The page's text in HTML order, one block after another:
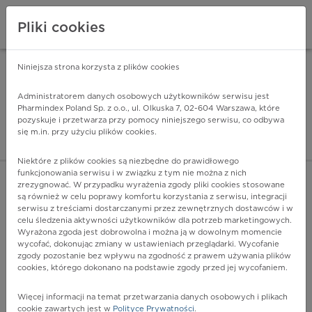
Pharmindex - lider
ZALOGUJ SIĘ
Z20.2 - Styczność i narażenie na zakażenia przenoszone
głównie drogą płciową
Więcej na lekiicd10.pl
Pliki cookies
Niniejsza strona korzysta z plików cookies
Administratorem danych osobowych użytkowników serwisu jest
Pharmindex Poland Sp. z o.o., ul. Olkuska 7, 02-604 Warszawa, które
pozyskuje i przetwarza przy pomocy niniejszego serwisu, co odbywa
się m.in. przy użyciu plików cookies.
Niektóre z plików cookies są niezbędne do prawidłowego
funkcjonowania serwisu i w związku z tym nie można z nich
zrezygnować. W przypadku wyrażenia zgody pliki cookies stosowane
są również w celu poprawy komfortu korzystania z serwisu, integracji
serwisu z treściami dostarczanymi przez zewnętrznych dostawców i w
celu śledzenia aktywności użytkowników dla potrzeb marketingowych.
Wyrażona zgoda jest dobrowolna i można ją w dowolnym momencie
wycofać, dokonując zmiany w ustawieniach przeglądarki. Wycofanie
zgody pozostanie bez wpływu na zgodność z prawem używania plików
cookies, którego dokonano na podstawie zgody przed jej wycofaniem.
Więcej informacji na temat przetwarzania danych osobowych i plikach
cookie zawartych jest w Polityce Prywatności.
ZA DARMO - w Google Play INSTALUJ